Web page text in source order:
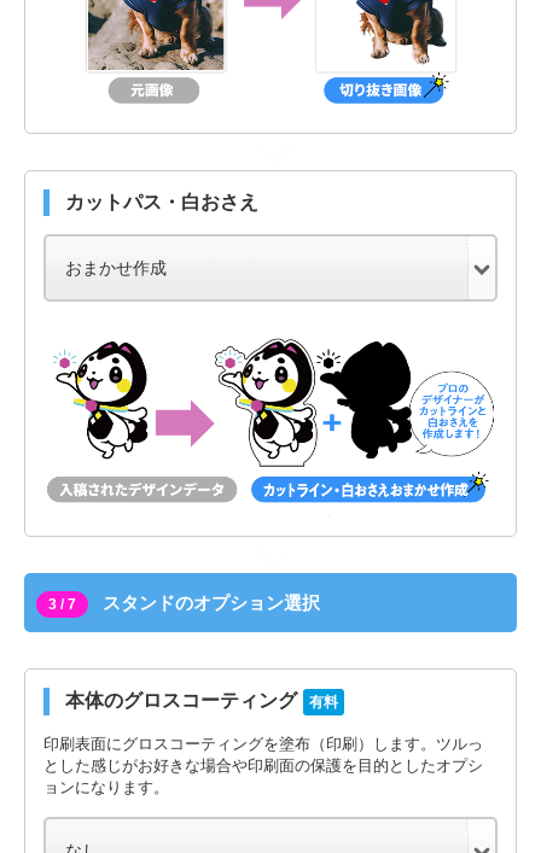
カットパス・白おさえ
3 / 7 スタンドのオプション選択
本体のグロスコーティング 有料
印刷表面にグロスコーティングを塗布（印刷）します。ツルっ
とした感じがお好きな場合や印刷面の保護を目的としたオプシ
ョンになります。